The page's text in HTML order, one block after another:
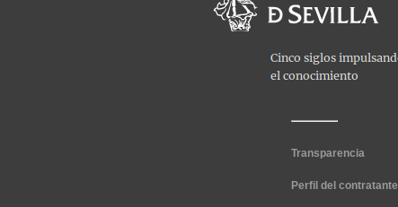
Transparencia
Perfil del contratante